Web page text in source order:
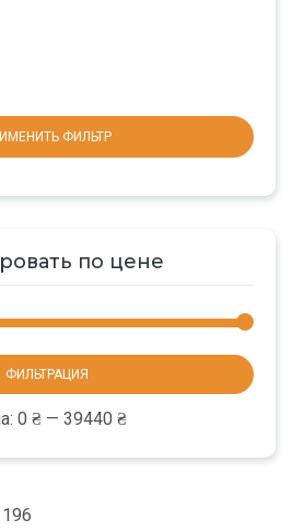
ФИЛЬТР
по цене
ФИЛЬТРАЦИЯ
0 ₴— 39440 ₴